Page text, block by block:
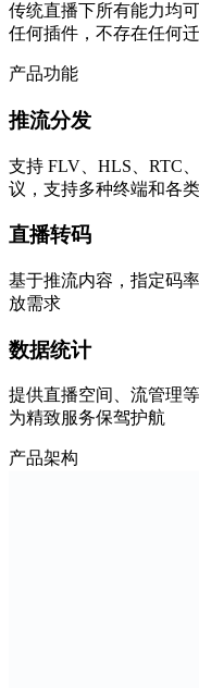
传统直播下所有能力均
任何插件，不存在任何迁
产品功能
推流分发
支持 FLV、HLS、RTC
议，支持多种终端和各
直播转码
基于推流内容，指定码
放需求
数据统计
提供直播空间、流管理
为精致服务保驾护航
产品架构